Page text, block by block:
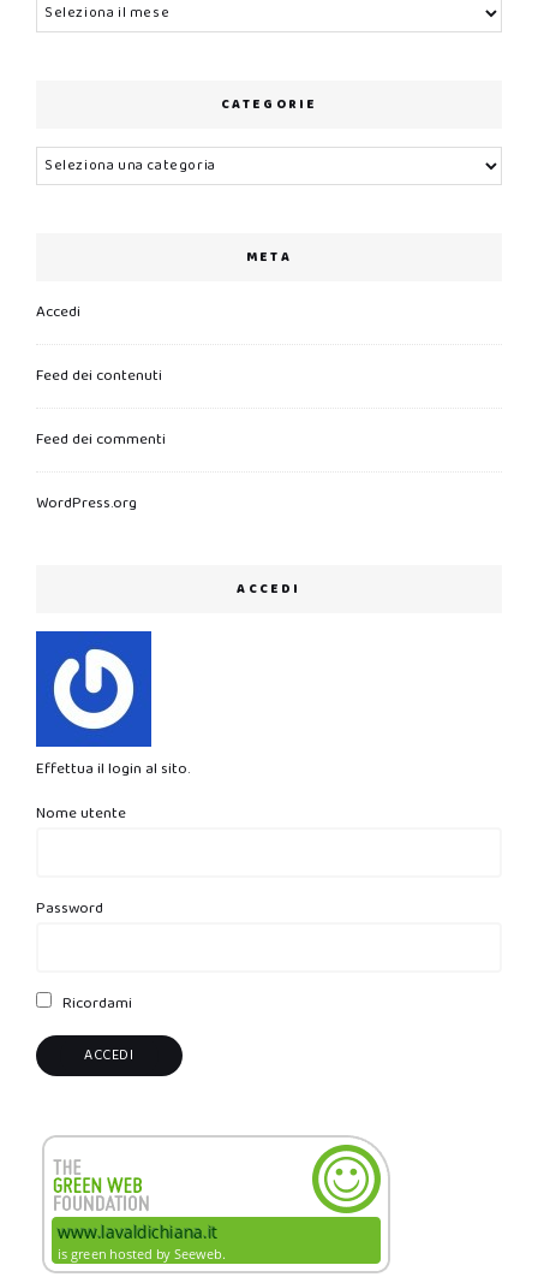
CATEGORIE
Categorie
META
Accedi
Feed dei contenuti
Feed dei commenti
WordPress.org
ACCEDI
Effettua il login al sito.
Nome utente
Password
Ricordami